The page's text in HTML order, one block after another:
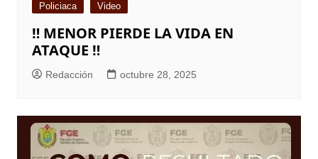
Policiaca Video
‼️ MENOR PIERDE LA VIDA EN
ATAQUE ‼️
Redacción octubre 28, 2025